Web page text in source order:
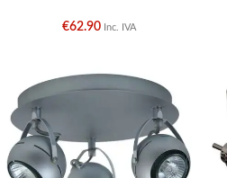
€62.90 Inc. IVA